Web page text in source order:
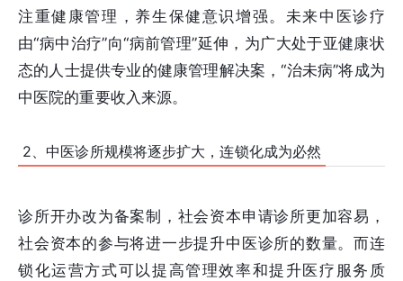
注重健康管理，养生保健意识增强。未来中医诊疗
由“病中治疗”向“病前管理”延伸，为广大处于亚健康状
态的人士提供专业的健康管理解决案，“治未病”将成为
中医院的重要收入来源。
2、中医诊所规模将逐步扩大，连锁化成为必然
诊所开办改为备案制，社会资本申请诊所更加容易，
社会资本的参与将进一步提升中医诊所的数量。而连
锁化运营方式可以提高管理效率和提升医疗服务质